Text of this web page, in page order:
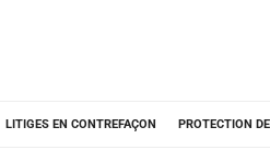
LITIGES EN CONTREFAÇON PROTECTION